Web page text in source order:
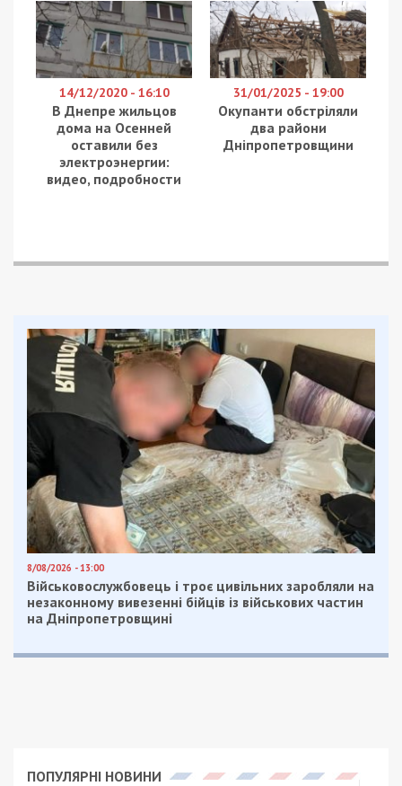
Укртрансбезопасности проверить перевозки от
“Громадской силы”, а департаменту транспорта
при необходимости поручить обратиться в
полицию по этому факту. Также департамент
транспорта вместе с Горавтопарком и
Муниципальной полицией будут иметь право
изъять маршрутки и доставить их на
специальные площадки в случае, если
регулярные перевозки во время эпидемии будут
продолжаться.
Facebook
Telegram
Twitter
WhatsApp
ViberEmail
Категории: Суспільство| Метки:карантин
коронавирус Днепр,транспорт
Рекламні блоки дають нам змогу
залишатися незалежними ЗМІ, а вам -
отримувати найсвіжіші новини під ними.